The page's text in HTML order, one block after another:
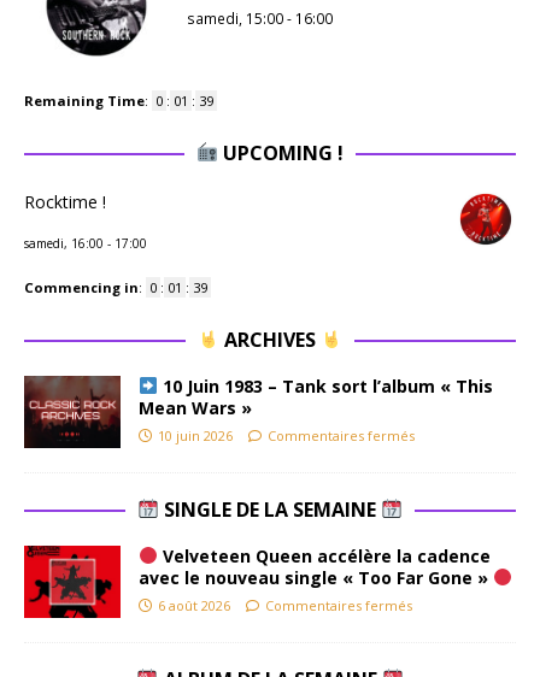
samedi, 15:00- 16:00
Remaining Time: 0 : 01 : 38
UPCOMING !
Rocktime !
samedi, 16:00 - 17:00
Commencing in: 0 : 01 : 38
ARCHIVES
10 Juin 1983 – Tank sort l’album « This
Mean Wars »
10 juin 2026 Commentaires fermés
SINGLE DE LA SEMAINE
Velveteen Queen accélère la cadence
avec le nouveau single « Too Far Gone »
6 août 2026 Commentaires fermés